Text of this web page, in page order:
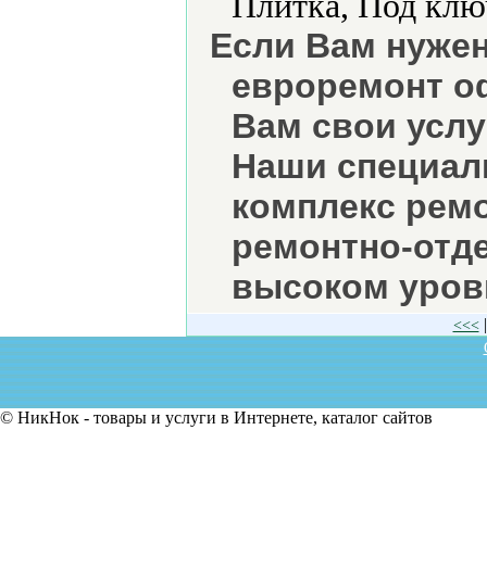
Если Вам
евроремонт
Вам свои
Наши
комплекс
ремонтно-
высоком
<<<
© НикНок - товары и услуги в Интернете, каталог сайтов